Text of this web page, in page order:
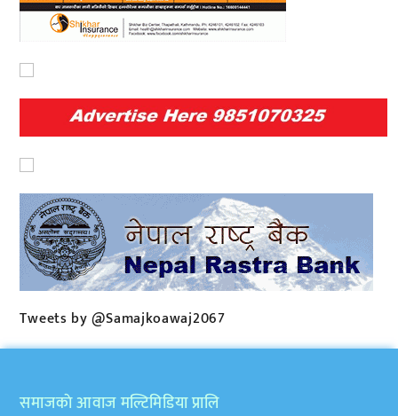
Tweets by @Samajkoawaj2067
समाजकाे आवाज मल्टिमिडिया प्रालि